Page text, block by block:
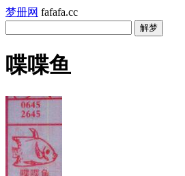
梦册网 fafafa.cc
喋喋鱼